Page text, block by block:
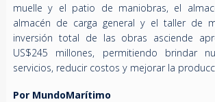
muelle y el patio de maniobras, el
almacén de carga general y el taller de
inversión total de las obras asciende
US$245 millones, permitiendo brindar
servicios, reducir costos y mejorar la
Por MundoMarítimo